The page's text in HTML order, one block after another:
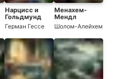
Нарцисс и
Гольдмунд
Герман Гессе
Менахем-
Мендл
Шолом-Алейхем